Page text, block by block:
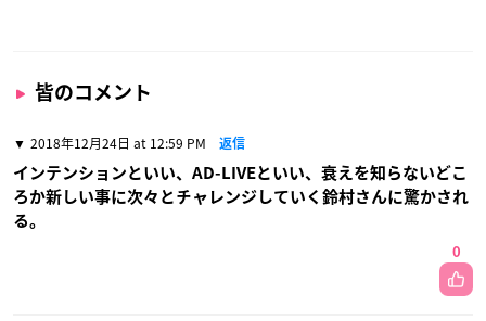
皆のコメント
2018年12月24日 at 12:59 PM 返信
インテンションといい、AD-LIVEといい、衰えを知らないどこ
ろか新しい事に次々とチャレンジしていく鈴村さんに驚かされ
る。
0